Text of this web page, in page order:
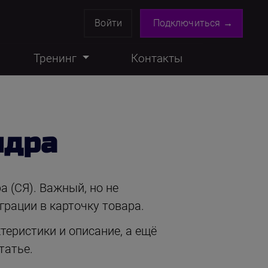
Войти Подключиться →
Тренинг Контакты
(СЯ). Важный, но не
в карточку товара.
и описание, а ещё